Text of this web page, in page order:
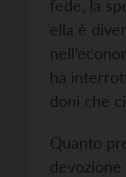
fede, la
ella è
ha
doni che
Quanto